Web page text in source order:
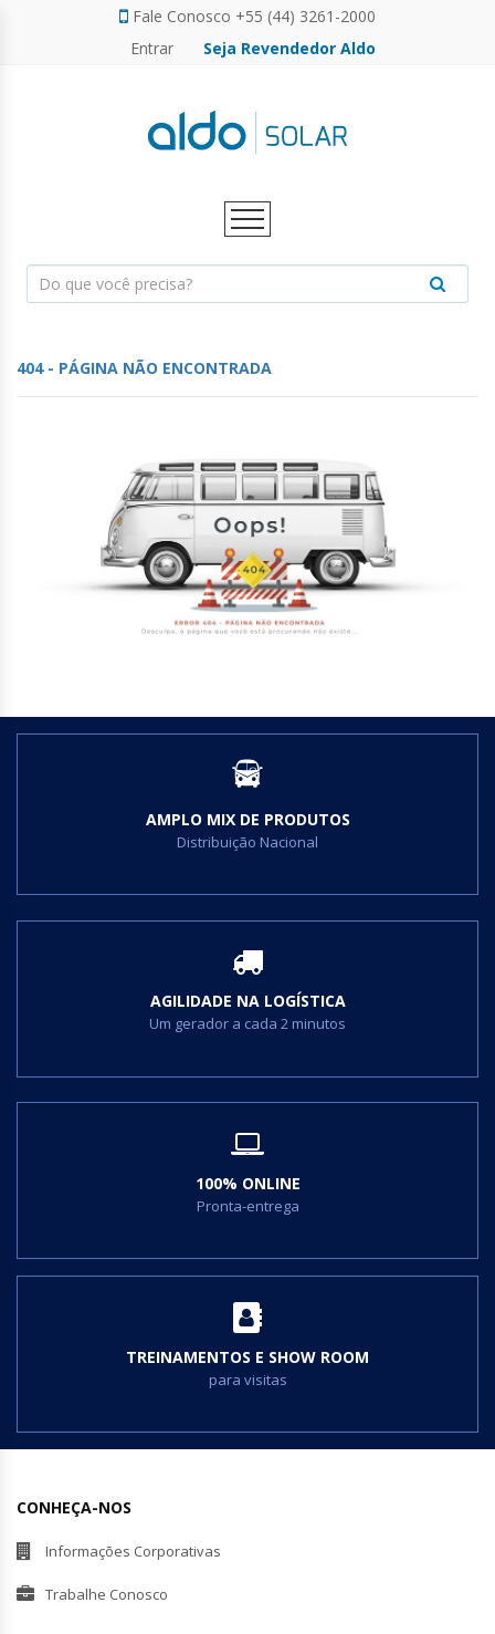
PERSONALIZE SEU GERADOR
NOVO
SERVIÇOS
Fale Conosco +55 (44) 3261-2000
Entrar
Seja Revendedor Aldo
404 - PÁGINA NÃO ENCONTRADA
AMPLO MIX DE PRODUTOS
Distribuição Nacional
AGILIDADE NA LOGÍSTICA
Um gerador a cada 2 minutos
100% ONLINE
Pronta-entrega
TREINAMENTOS E SHOW ROOM
para visitas
CONHEÇA-NOS
Informações Corporativas
Trabalhe Conosco